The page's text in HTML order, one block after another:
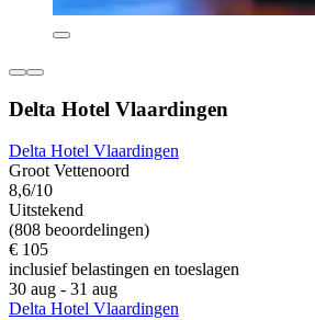
Delta Hotel Vlaardingen
Delta Hotel Vlaardingen
Groot Vettenoord
8,6/10
Uitstekend
(808 beoordelingen)
€ 105
inclusief belastingen en toeslagen
30 aug - 31 aug
Delta Hotel Vlaardingen